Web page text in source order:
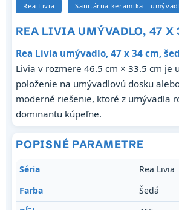
Rea Livia Sanitárna keramika -
REA LIVIA UMÝVADLO, 47 X
Rea Livia umývadlo, 47 x 34 cm,
Livia v rozmere 46.5 cm × 33.5 cm je
položenie na umývadlovú dosku
moderné riešenie, ktoré z umývadla
dominantu kúpeľne.
POPISNÉ PARAMETRE
Séria
Rea Livia
Farba
Šedá